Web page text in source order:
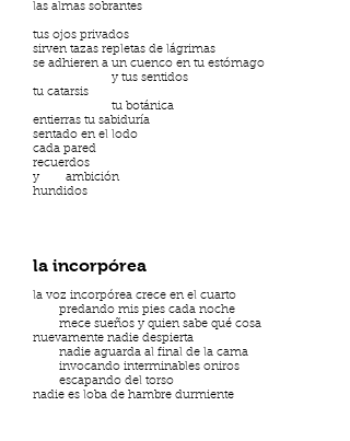
las almas sobrantes
tus ojos privados
sirven tazas repletas de lágrimas
se adhieren a un cuenco en tu estómago
y tus sentidos
tu catarsis
tu botánica
entierras tu sabiduría
sentado en el lodo
cada pared
recuerdos
y ambición
hundidos
la incorpórea
la voz incorpórea crece en el cuarto
predando mis pies cada noche
mece sueños y quien sabe qué cosa
nuevamente nadie despierta
nadie aguarda al final de la cama
invocando interminables oniros
escapando del torso
nadie es loba de hambre durmiente